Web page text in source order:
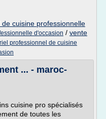
cuisine professionnelle
d'occasion / vente
professionnel de cuisine
... - maroc-
cuisine pro spécialisés
de toutes les